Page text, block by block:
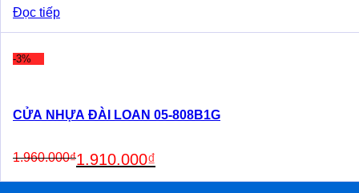
Đọc tiếp
-3%
CỬA NHỰA ĐÀI LOAN 05-808B1G
1.960.000₫
price
was:
1.910.000₫
price
is: